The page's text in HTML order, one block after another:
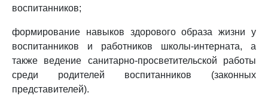
воспитанников;
формирование навыков здорового образа жизни у
воспитанников и работников школы-интерната, а
также ведение санитарно-просветительской работы
среди родителей воспитанников (законных
представителей).